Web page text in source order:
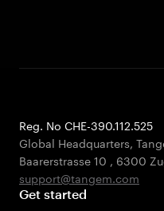
Reg. No CHE-390.112.525
Global Headquarters,
Baarerstrasse 10 , 6300
support@tangem.com
Get started